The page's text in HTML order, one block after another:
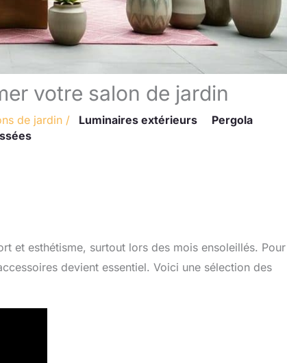
votre salon de jardin
de jardin / Luminaires extérieurs
Pergola
et esthétisme, surtout lors des mois ensoleillés. Pour
devient essentiel. Voici une sélection des